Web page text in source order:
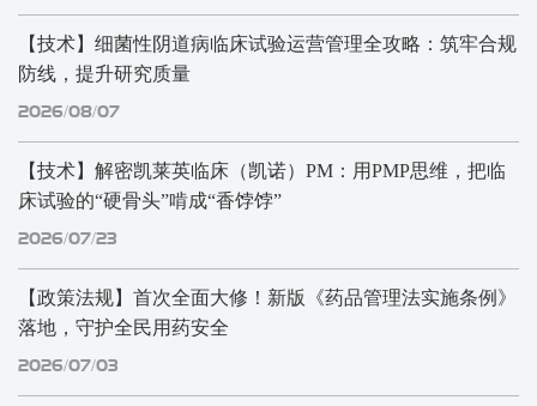
【技术】细菌性阴道病临床试验运营管理全攻略：筑牢合规
防线，提升研究质量
2026/08/07
【技术】解密凯莱英临床（凯诺）PM：用PMP思维，把临
床试验的“硬骨头”啃成“香饽饽”
2026/07/23
【政策法规】首次全面大修！新版《药品管理法实施条例》
落地，守护全民用药安全
2026/07/03